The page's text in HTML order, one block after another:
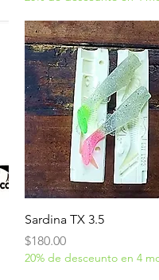
Vista rápida
Sardina TX 3.5
Precio
$180.00
20% de desceunto en 4